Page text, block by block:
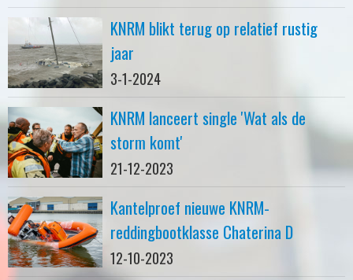
KNRM blikt terug op relatief rustig
jaar
3-1-2024
KNRM lanceert single 'Wat als de
storm komt'
21-12-2023
Kantelproef nieuwe KNRM-
reddingbootklasse Chaterina D
12-10-2023